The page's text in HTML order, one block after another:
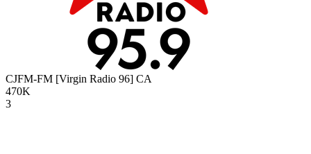
CJFM-FM [Virgin Radio 96] CA
470K
3